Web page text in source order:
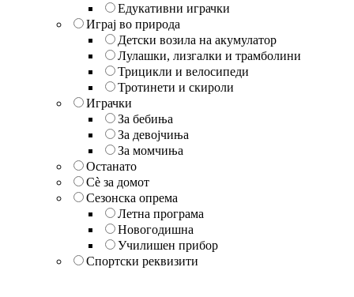
Едукативни играчки
Играј во природа
Детски возила на акумулатор
Лулашки, лизгалки и трамболини
Трицикли и велосипеди
Тротинети и скироли
Играчки
За бебиња
За девојчиња
За момчиња
Останато
Сè за домот
Сезонска опрема
Летна програма
Новогодишна
Училишен прибор
Спортски реквизити